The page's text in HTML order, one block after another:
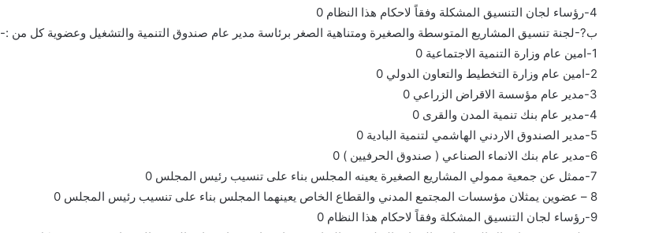
4-رؤساء لجان التنسيق المشكلة وفقاً لاحكام هذا النظام 0
ب?-لجنة تنسيق المشاريع المتوسطة والصغيرة ومتناهية الصغر برئاسة مدير عام صندوق التنمية والتشغيل وعضوية كل من :-
1-امين عام وزارة التنمية الاجتماعية 0
2-امين عام وزارة التخطيط والتعاون الدولي 0
3-مدير عام مؤسسة الاقراض الزراعي 0
4-مدير عام بنك تنمية المدن والقرى 0
5-مدير الصندوق الاردني الهاشمي لتنمية البادية 0
6-مدير عام بنك الانماء الصناعي ( صندوق الحرفيين ) 0
7-ممثل عن جمعية ممولي المشاريع الصغيرة يعينه المجلس بناء على تنسيب رئيس المجلس 0
8 – عضوين يمثلان مؤسسات المجتمع المدني والقطاع الخاص يعينهما المجلس بناء على تنسيب رئيس المجلس 0
9-رؤساء لجان التنسيق المشكلة وفقاً لاحكام هذا النظام 0